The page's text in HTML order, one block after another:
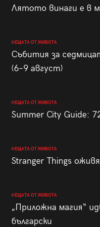
Лятото винаги е в
НЕЩАТА ОТ ЖИВОТА
Събития за
(6–9 август)
НЕЩАТА ОТ ЖИВОТА
Summer City Guide:
НЕЩАТА ОТ ЖИВОТА
Stranger Things
НЕЩАТА ОТ ЖИВОТА
„Приложна магия“
български